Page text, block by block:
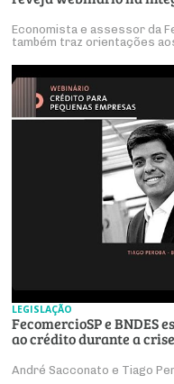
Economista e assessor da
também traz orientações
LEGISLAÇÃO
FecomercioSP e BNDES
ao crédito durante a crise
André Sacconato e Tiago